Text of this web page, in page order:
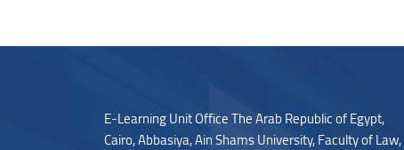
Blocks
E-Learning Unit Office The Arab Republic of Egypt,
Cairo, Abbasiya, Ain Shams University, Faculty of Law,